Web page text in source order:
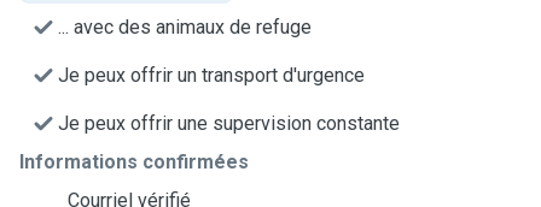
... avec des animaux de refuge
Je peux offrir un transport d'urgence
Je peux offrir une supervision constante
Informations confirmées
Courriel vérifié